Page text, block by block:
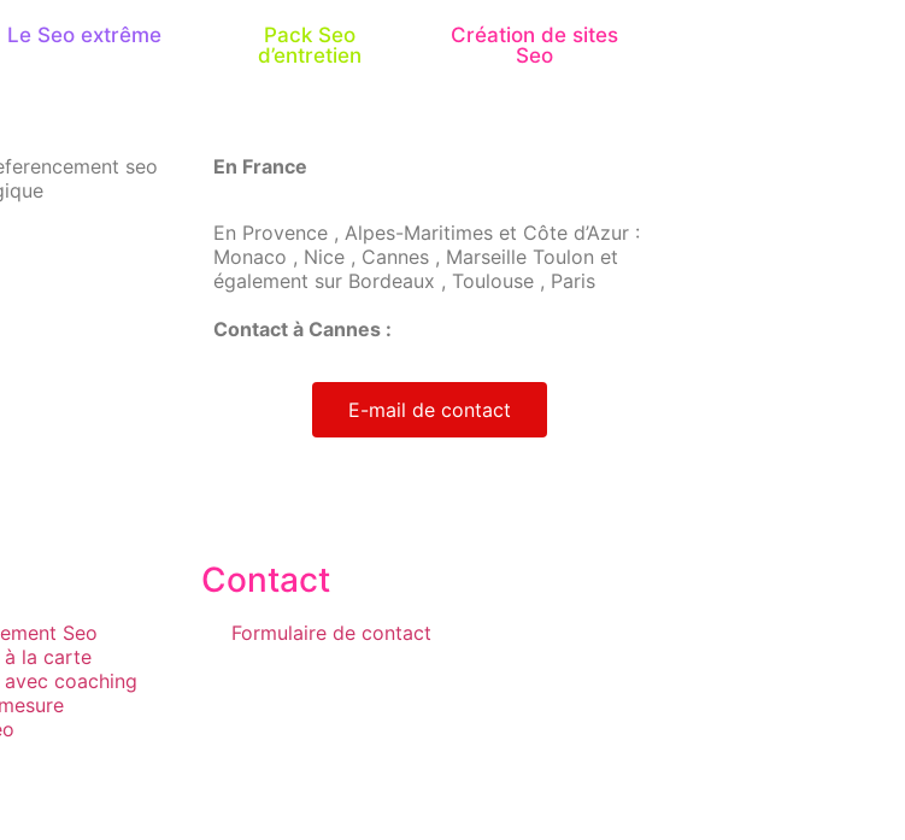
Le Seo extrême
Pack Seo
d’entretien
Création de sites
Seo
En France
En Provence , Alpes-Maritimes et Côte d’Azur :
Monaco , Nice , Cannes , Marseille Toulon et
également sur Bordeaux , Toulouse , Paris
Contact à Cannes :
E-mail de contact
Seo
à la carte
coaching
Contact
Formulaire de contact